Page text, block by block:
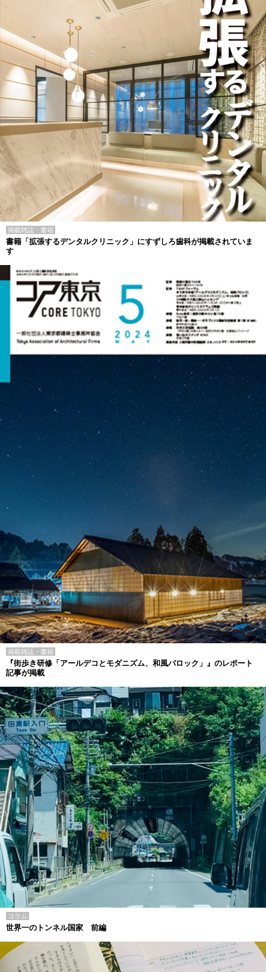
掲載雑誌・書籍
書籍「拡張するデンタルクリニック」にすずしろ歯科が掲載されていま
す
掲載雑誌・書籍
『街歩き研修「アールデコとモダニズム、和風バロック」』のレポート
記事が掲載
コラム
世界一のトンネル国家 前編